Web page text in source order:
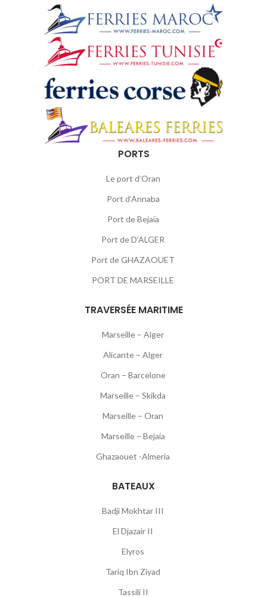
PORTS
Le port d’Oran
Port d’Annaba
Port de Bejaïa
Port de D’ALGER
Port de GHAZAOUET
PORT DE MARSEILLE
TRAVERSÉE MARITIME
Marseille – Alger
Alicante – Alger
Oran – Barcelone
Marseille – Skikda
Marseille – Oran
Marseille – Bejaia
Ghazaouet -Almeria
BATEAUX
Badji Mokhtar III
El Djazair II
Elyros
Tariq Ibn Ziyad
Tassili II